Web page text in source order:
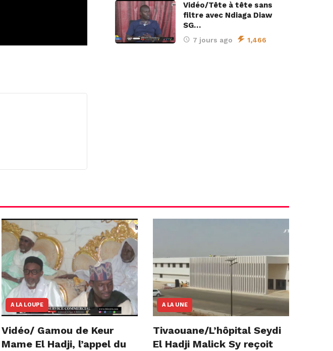
Vidéo/Tête à tête sans
filtre avec Ndiaga Diaw
SG…
7 jours ago 1,466
A LA LOUPE
Vidéo/ Gamou de Keur
Mame El Hadji, l’appel du
A LA UNE
Tivaouane/L’hôpital Seydi
El Hadji Malick Sy reçoit